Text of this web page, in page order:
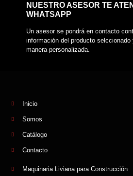
NUESTRO ASESOR TE
WHATSAPP
Un asesor se pondrá en contacto
información del producto selccionado
manera personalizada.
Inicio
Somos
Catálogo
Contacto
Maquinaria Liviana para Construcción